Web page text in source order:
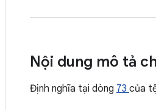
Nội dung mô tả
Định nghĩa tại dòng 73 của